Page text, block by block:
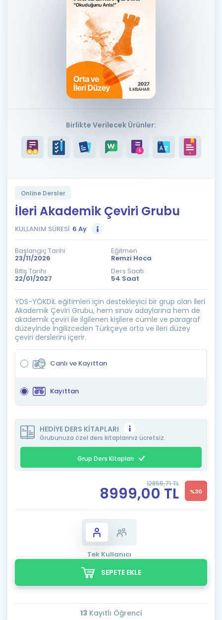
Puan Hesaplama
Rehberlik Aracı
ÖSYM Sınav Takvimi
Kampanyalar
İngilizce Gramer
Birlikte Verilecek Ürünler:
Online Dersler
İleri Akademik Çeviri Grubu
KULLANIM SÜRESİ 6 Ay
Başlangıç Tarihi
23/11/2026
Eğitmen
Remzi Hoca
Bitiş Tarihi
22/01/2027
Ders Saati
54 Saat
YDS-YÖKDİL eğitimleri için destekleyici bir grup olan İleri
Akademik Çeviri Grubu, hem sınav adaylarına hem de
akademik çeviri ile ilgilenen kişilere cümle ve paragraf
düzeyinde İngilizceden Türkçeye orta ve ileri düzey
çeviri derslerini içerir.
Canlı ve Kayıttan
Kayıttan
HEDİYE DERS KİTAPLARI
Grubunuza özel ders kitaplarınız ücretsiz.
Grup Ders Kitapları
12855,71 TL
8999,00 TL %30
Tek Kullanıcı
SEPETE EKLE
13 Kayıtlı Öğrenci